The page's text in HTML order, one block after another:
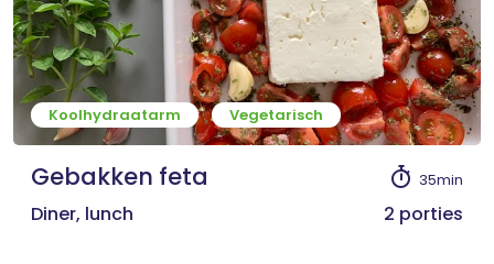
Koolhydraatarm Vegetarisch
Gebakken feta 35min
Diner, lunch 2 porties